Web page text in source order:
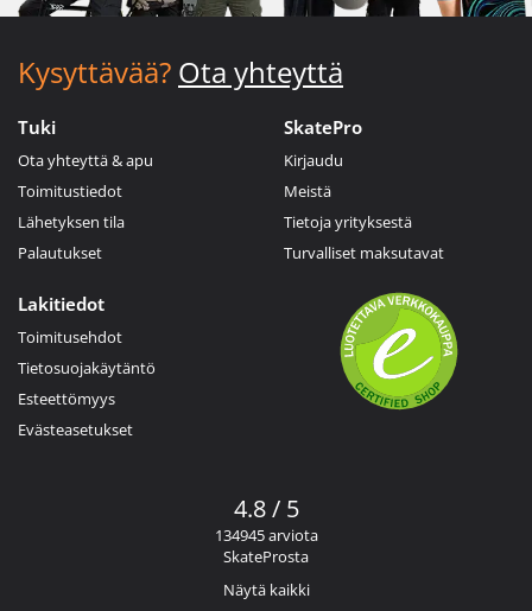
Kysyttävää? Ota yhteyttä
Tuki
Ota yhteyttä & apu
Toimitustiedot
Lähetyksen tila
Palautukset
SkatePro
Kirjaudu
Meistä
Tietoja yrityksestä
Turvalliset maksutavat
Lakitiedot
Toimitusehdot
Tietosuojakäytäntö
Esteettömyys
Evästeasetukset
4.8 / 5
134945 arviota
SkateProsta
Näytä kaikki